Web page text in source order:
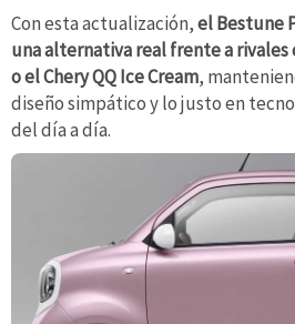
Con esta actualización,el Bestune
una alternativa real frente a rivales
o el Chery QQ Ice Cream,
diseño simpático y lo justo en
del día a día.